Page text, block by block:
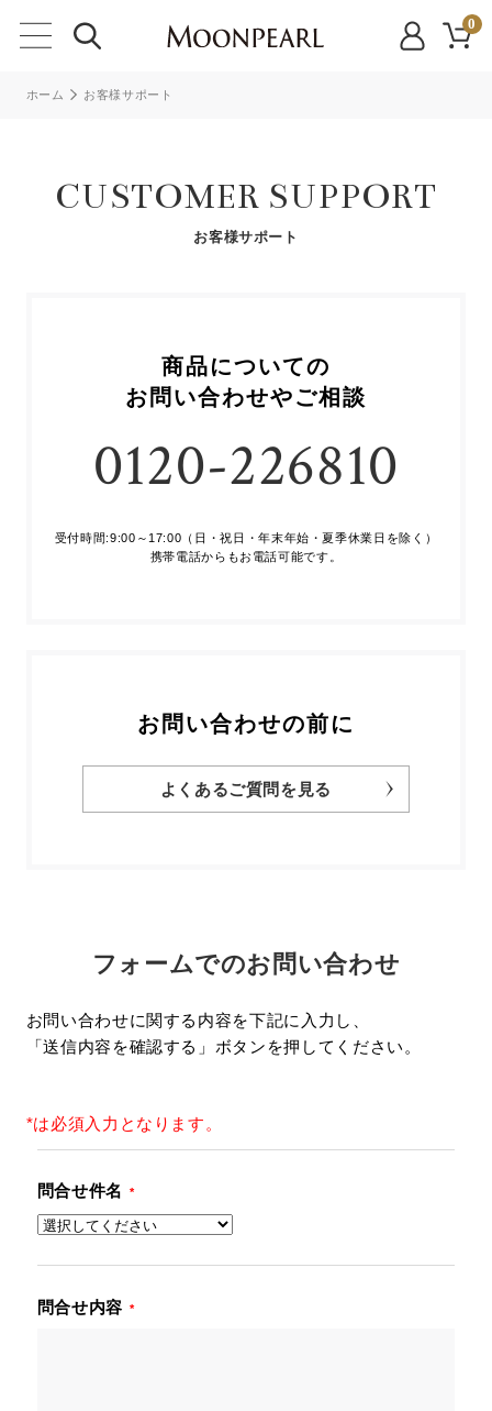
0
ホーム お客様サポート
CUSTOMER SUPPORT
お客様サポート
商品についての
お問い合わせやご相談
0120-226810
受付時間:9:00～17:00（日・祝日・年末年始・夏季休業日を除く）
携帯電話からもお電話可能です。
お問い合わせの前に
よくあるご質問を見る
フォームでのお問い合わせ
お問い合わせに関する内容を下記に入力し、
「送信内容を確認する」ボタンを押してください。
*は必須入力となります。
問合せ件名 *
問合せ内容 *